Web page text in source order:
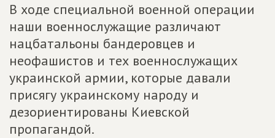
В ходе специальной военной операции
наши военнослужащие различают
нацбатальоны бандеровцев и
неофашистов и тех военнослужащих
украинской армии, которые давали
присягу украинскому народу и
дезориентированы Киевской
пропагандой.